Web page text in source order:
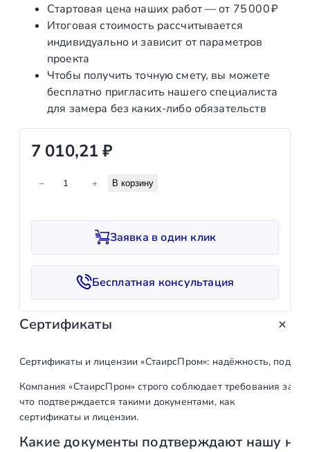
Стартовая цена наших работ — от 75 000 ₽
Итоговая стоимость рассчитывается
индивидуально и зависит от параметров
проекта
Чтобы получить точную смету, вы можете
бесплатно пригласить нашего специалиста
для замера без каких‑либо обязательств
7 010,21₽
е
в
о
о
а
р
а
Т
− + В корзину
Заявка в один клик
Бесплатная консультация
Сертификаты
Сертификаты и лицензии «СтаирсПром»: надёжность,
Компания «СтаирсПром» строго соблюдает требования
что подтверждается такими документами, как
сертификаты и лицензии.
Какие документы подтверждают нашу